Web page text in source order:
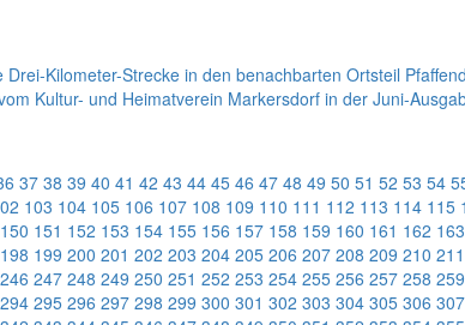
Kilometer-Strecke in den benachbarten Ortsteil
Kultur- und Heimatverein Markersdorf in der Juni-
37 38 39 40 41 42 43 44 45 46 47 48 49 50 51 52 53 54
103 104 105 106 107 108 109 110 111 112 113 114 115
150 151 152 153 154 155 156 157 158 159 160 161 162 163
198 199 200 201 202 203 204 205 206 207 208 209 210 211
246 247 248 249 250 251 252 253 254 255 256 257 258 259
294 295 296 297 298 299 300 301 302 303 304 305 306 307